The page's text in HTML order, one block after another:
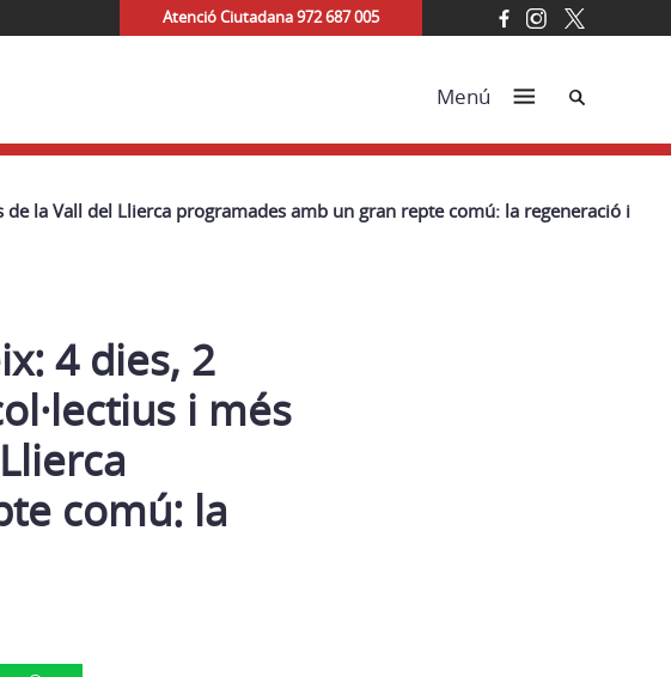
Atenció Ciutadana 972 687 005
Menú Cerca
la Vall del Llierca programades amb un gran repte comú: la regeneració i
4 dies, 2
i més
comú: la